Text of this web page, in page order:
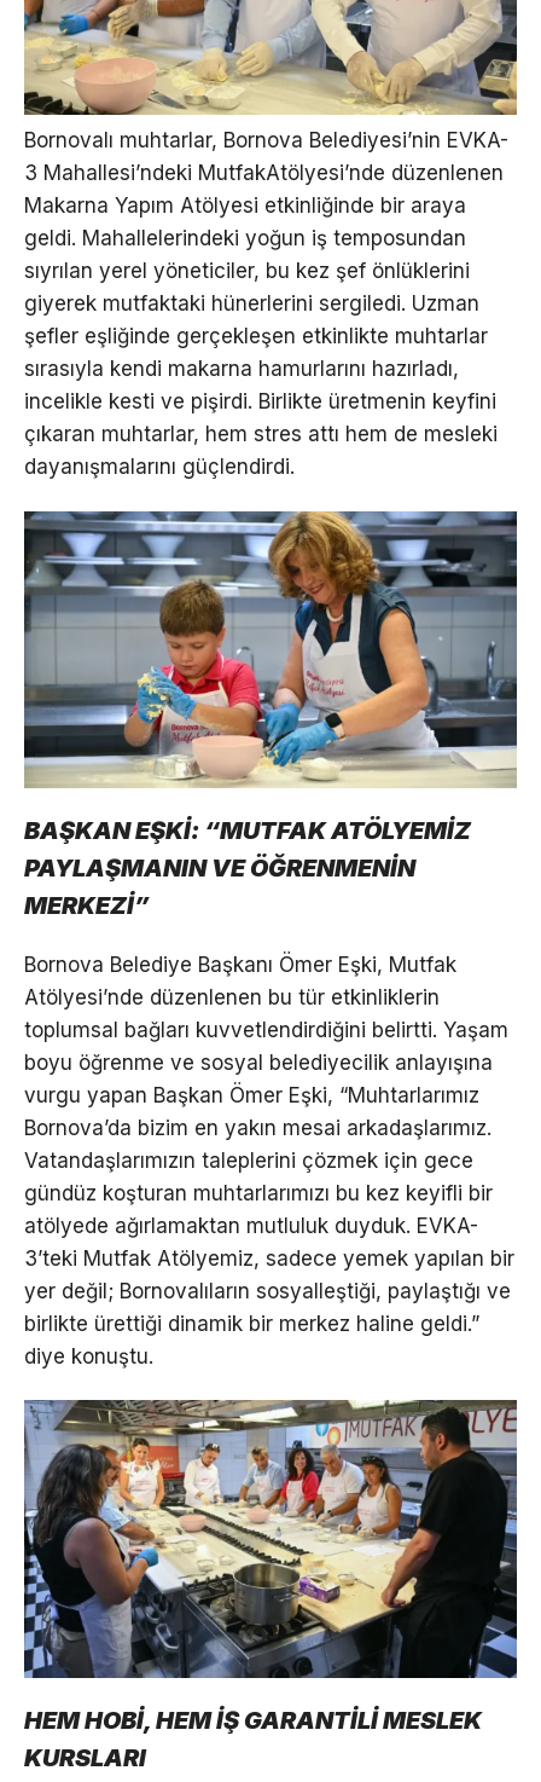
Bornovalı muhtarlar, Bornova Belediyesi’nin EVKA-
3 Mahallesi’ndeki MutfakAtölyesi’nde düzenlenen
Makarna Yapım Atölyesi etkinliğinde bir araya
geldi. Mahallelerindeki yoğun iş temposundan
sıyrılan yerel yöneticiler, bu kez şef önlüklerini
giyerek mutfaktaki hünerlerini sergiledi. Uzman
şefler eşliğinde gerçekleşen etkinlikte muhtarlar
sırasıyla kendi makarna hamurlarını hazırladı,
incelikle kesti ve pişirdi. Birlikte üretmenin keyfini
çıkaran muhtarlar, hem stres attı hem de mesleki
dayanışmalarını güçlendirdi.
BAŞKAN EŞKİ: “MUTFAK ATÖLYEMİZ
PAYLAŞMANIN VE ÖĞRENMENİN
MERKEZİ”
Bornova Belediye Başkanı Ömer Eşki, Mutfak
Atölyesi’nde düzenlenen bu tür etkinliklerin
toplumsal bağları kuvvetlendirdiğini belirtti. Yaşam
boyu öğrenme ve sosyal belediyecilik anlayışına
vurgu yapan Başkan Ömer Eşki, “Muhtarlarımız
Bornova’da bizim en yakın mesai arkadaşlarımız.
Vatandaşlarımızın taleplerini çözmek için gece
gündüz koşturan muhtarlarımızı bu kez keyifli bir
atölyede ağırlamaktan mutluluk duyduk. EVKA-
3’teki Mutfak Atölyemiz, sadece yemek yapılan bir
yer değil; Bornovalıların sosyalleştiği, paylaştığı ve
birlikte ürettiği dinamik bir merkez haline geldi.”
diye konuştu.
HEM HOBİ, HEM İŞ GARANTİLİ MESLEK
KURSLARI